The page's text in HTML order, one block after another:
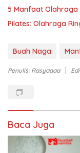
5 Manfaat Olahraga
Pilates: Olahraga
Buah Naga
Penulis: Rasyaaaa
Baca Juga